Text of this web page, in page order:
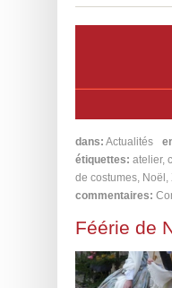
dans: Actualités
étiquettes: atelier,
de costumes, Noël ,
commentaires:
Féérie de